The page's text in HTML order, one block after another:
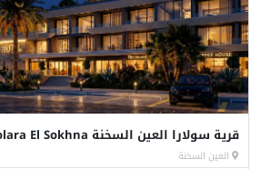
قرية سولارا العين السخنة Solara El Sokhna مزايا وعيوب MG
العين السخنة